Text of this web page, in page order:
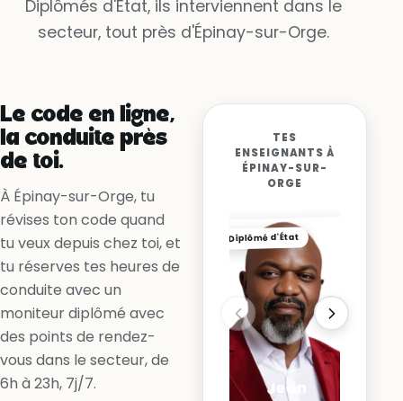
Oui, la voie est libre
Oui, en accélérant
Diplômés d'État, ils interviennent dans le
secteur, tout près d'Épinay-sur-Orge.
Le code en ligne,
la conduite près
de toi.
À Épinay-sur-Orge, tu
révises ton code quand
tu veux depuis chez toi, et
tu réserves tes heures de
conduite avec un
moniteur diplômé avec
des points de rendez-
vous dans le secteur, de
6h à 23h, 7j/7.
TES
ENSEIGNANTS À
ÉPINAY-SUR-
ORGE
Diplômé d'État
Jean